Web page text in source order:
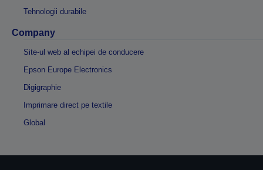
Tehnologii durabile
Company
Site-ul web al echipei de conducere
Epson Europe Electronics
Digigraphie
Imprimare direct pe textile
Global